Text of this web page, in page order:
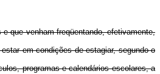
que venham freqüentando, efetivamente,
em condições de estagiar, segundo o
programas e calendários escolares, a